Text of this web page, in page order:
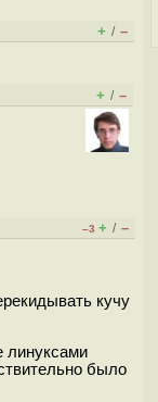
+ / –
+ / –
–3 + / –
кучу
линуксами
было